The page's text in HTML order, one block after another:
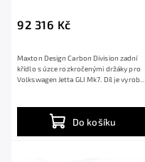
92 316 Kč
Do košíku
Maxton Design Carbon Division zadní
křídlo s úzce rozkročenými držáky pro
Volkswagen Jetta GLI Mk7. Díl je vyroben